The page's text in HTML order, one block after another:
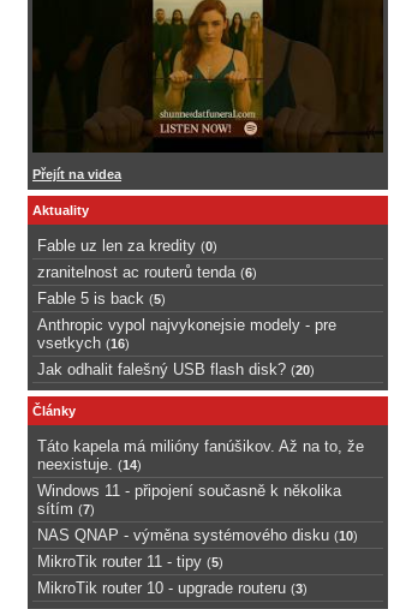
Přejít na videa
Aktuality
Fable uz len za kredity (0)
zranitelnost ac routerů tenda (6)
Fable 5 is back (5)
Anthropic vypol najvykonejsie modely - pre
vsetkych (16)
Jak odhalit falešný USB flash disk? (20)
Články
Táto kapela má milióny fanúšikov. Až na to, že
neexistuje.
(14)
Windows 11 - připojení současně k několika
sítím (7)
NAS QNAP - výměna systémového disku (10)
MikroTik router 11 - tipy (5)
MikroTik router 10 - upgrade routeru (3)